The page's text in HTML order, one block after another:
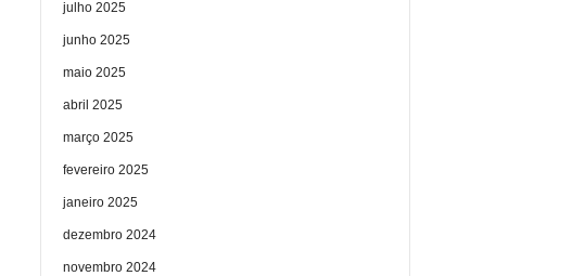
julho 2025
junho 2025
maio 2025
abril 2025
março 2025
fevereiro 2025
janeiro 2025
dezembro 2024
novembro 2024